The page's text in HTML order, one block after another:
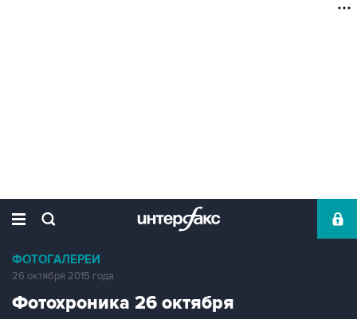
ФОТОГАЛЕРЕИ
26 октября 2015 года
Фотохроника 26 октября